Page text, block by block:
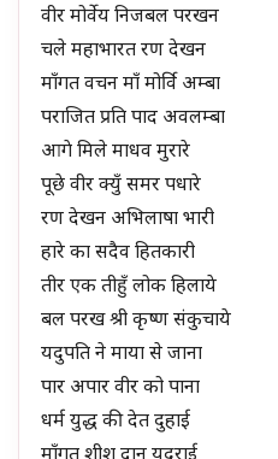
वीर मोर्वेय निजबल परखन
चले महाभारत रण देखन
माँगत वचन माँ मोर्वि अम्बा
पराजित प्रति पाद अवलम्बा
आगे मिले माधव मुरारे
पूछे वीर क्युँ समर पधारे
रण देखन अभिलाषा भारी
हारे का सदैव हितकारी
तीर एक तीहुँ लोक हिलाये
बल परख श्री कृष्ण संकुचाये
यदुपति ने माया से जाना
पार अपार वीर को पाना
धर्म युद्ध की देत दुहाई